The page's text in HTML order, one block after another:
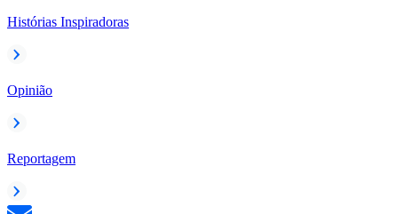
Histórias Inspiradoras
Opinião
Reportagem